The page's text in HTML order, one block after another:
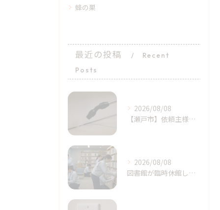
蜂の巣
最近の投稿
Recent
Posts
2026/08/08
​【瀬戸市】依頼主様の完璧に近い初期対応！シバンムシ駆除の「プロによる追加施工」｜天白区ライジング・サン
2026/08/08
図書館が臨時休館したトコジラミ問題とは？家庭でも注意｜天白区塩釜口